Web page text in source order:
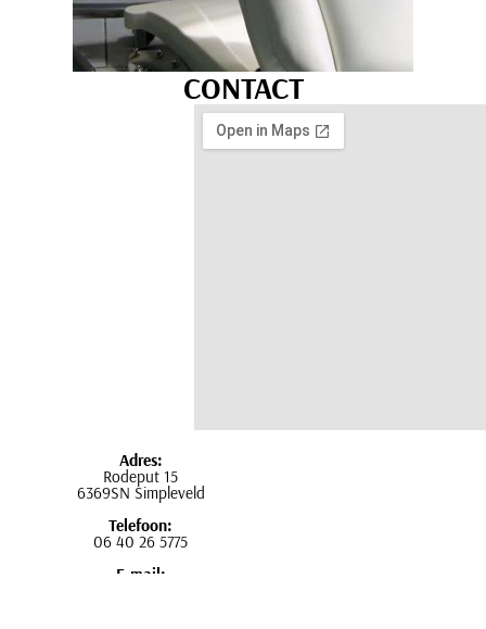
CONTACT
Adres:
Rodeput 15
6369SN Simpleveld
Telefoon:
06 40 26 5775
E-mail: